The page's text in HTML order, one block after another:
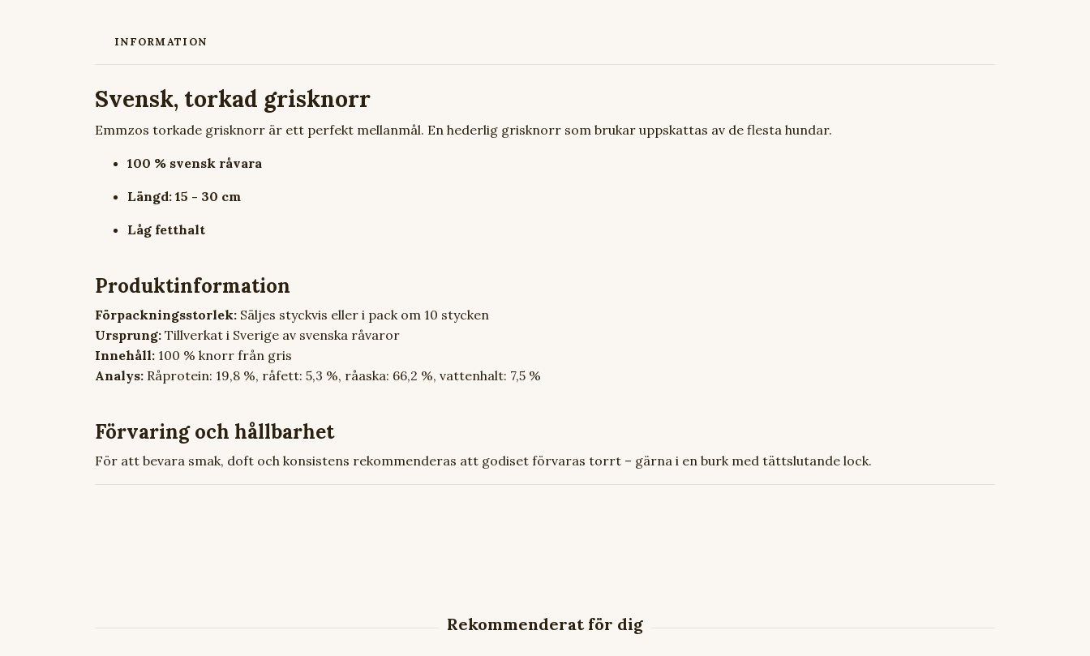
INFORMATION
Svensk, torkad grisknorr
Emmzos torkade grisknorr är ett perfekt mellanmål. En hederlig grisknorr som brukar uppskattas av de flesta hundar.
100 % svensk råvara
Längd: 15 - 30 cm
Låg fetthalt
Produktinformation
Förpackningsstorlek: Säljes styckvis eller i pack om 10 stycken
Ursprung: Tillverkat i Sverige av svenska råvaror
Innehåll: 100 % knorr från gris
Analys: Råprotein: 19,8 %, råfett: 5,3 %, råaska: 66,2 %, vattenhalt: 7,5 %
Förvaring och hållbarhet
För att bevara smak, doft och konsistens rekommenderas att godiset förvaras torrt – gärna i en burk med tättslutande lock.